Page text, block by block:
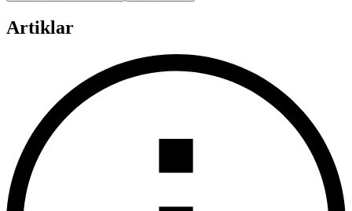
Artiklar